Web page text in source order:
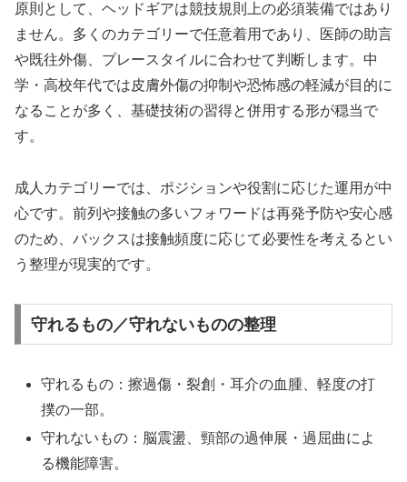
原則として、ヘッドギアは競技規則上の必須装備ではあり
ません。多くのカテゴリーで任意着用であり、医師の助言
や既往外傷、プレースタイルに合わせて判断します。中
学・高校年代では皮膚外傷の抑制や恐怖感の軽減が目的に
なることが多く、基礎技術の習得と併用する形が穏当で
す。
成人カテゴリーでは、ポジションや役割に応じた運用が中
心です。前列や接触の多いフォワードは再発予防や安心感
のため、バックスは接触頻度に応じて必要性を考えるとい
う整理が現実的です。
守れるもの／守れないものの整理
守れるもの：擦過傷・裂創・耳介の血腫、軽度の打
撲の一部。
守れないもの：脳震盪、頸部の過伸展・過屈曲によ
る機能障害。